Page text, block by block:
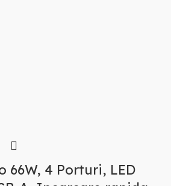
4 Porturi, LED